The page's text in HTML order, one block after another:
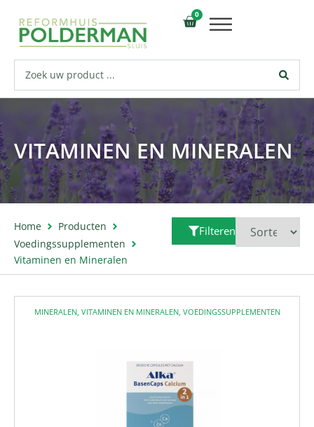
0
VITAMINEN EN MINERALEN
Home
Producten
Voedingssupplementen
Vitaminen en Mineralen
Filteren
MINERALEN, VITAMINEN EN MINERALEN, VOEDINGSSUPPLEMENTEN